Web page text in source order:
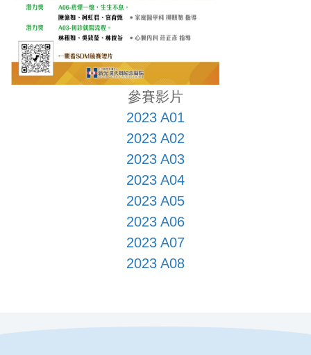
參賽影片
2023 A01
2023 A02
2023 A03
2023 A04
2023 A05
2023 A06
2023 A07
2023 A08